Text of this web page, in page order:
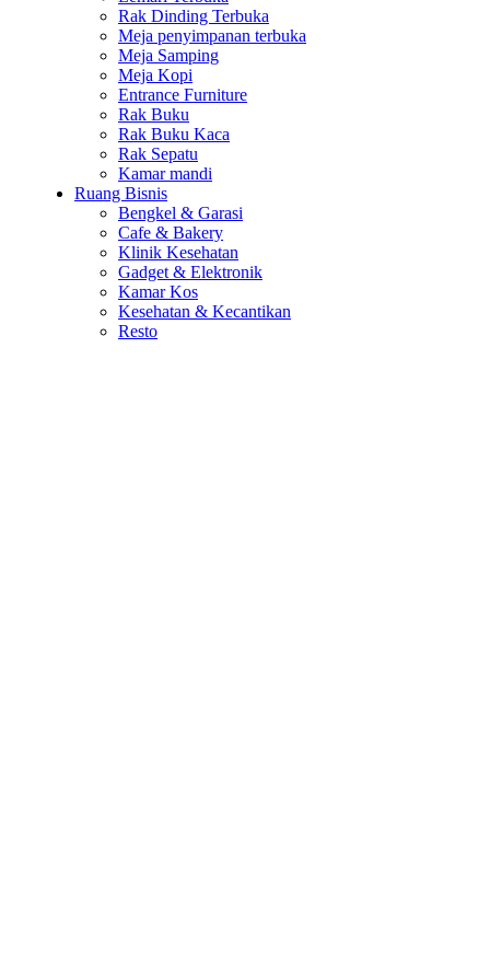
Rak Dinding Terbuka
Meja penyimpanan terbuka
Meja Samping
Meja Kopi
Entrance Furniture
Rak Buku
Rak Buku Kaca
Rak Sepatu
Kamar mandi
Ruang Bisnis
Bengkel & Garasi
Cafe & Bakery
Klinik Kesehatan
Gadget & Elektronik
Kamar Kos
Kesehatan & Kecantikan
Resto